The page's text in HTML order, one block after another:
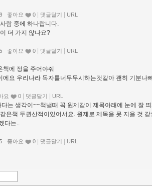
좋아요 0 댓글달기 URL
람 중에 하나랍니다.
더 가지 않나요?
좋아요 0 댓글달기 URL
책에 정을 주어야줘
에요 우리나라 독자를너무무시하는것같아 괜히 기분나
요 0 댓글달기 URL
는 생각이~~책낼때 꼭 원제같이 제목아래에 눈에 잘 띄
은책 두권산적이있어서요. 원제로 제목을 못 지을 것 같
다는..
좋아요 0 댓글달기 URL